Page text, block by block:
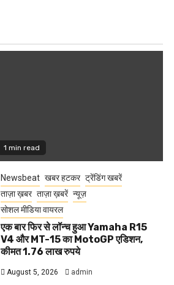
1 min read
Newsbeat खबर हटकर ट्रेंडिंग खबरें
ताज़ा ख़बर ताज़ा ख़बरें न्यूज़
सोशल मीडिया वायरल
एक बार फिर से लॉन्च हुआ Yamaha R15
V4 और MT-15 का MotoGP एडिशन,
कीमत 1.76 लाख रुपये
August 5, 2026 admin